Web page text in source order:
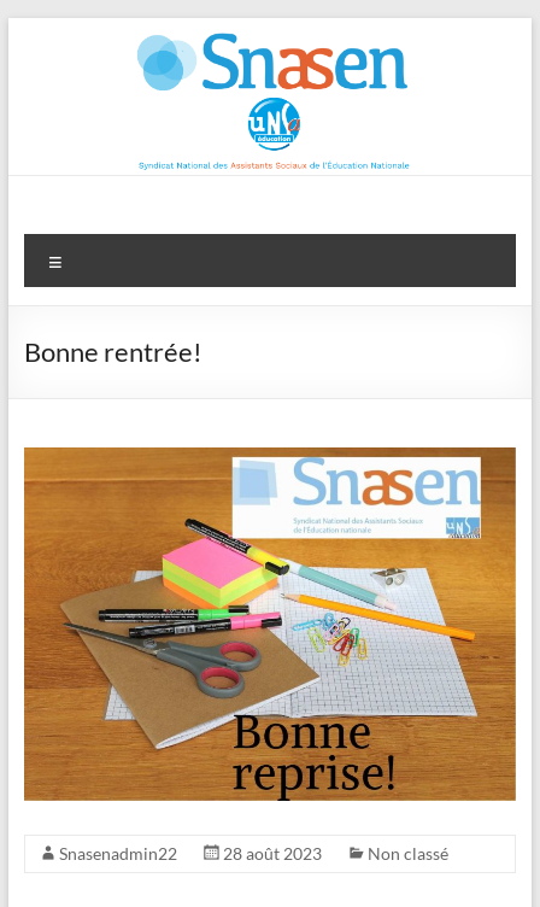
Bonne rentrée!
Snasenadmin22 28 août 2023 Non classé